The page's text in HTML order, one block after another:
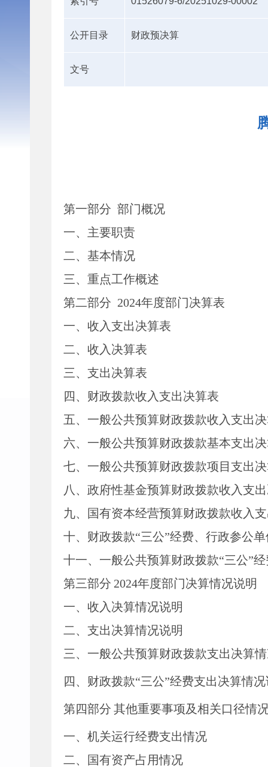
公开目录 财政预决算
文号
第一部分 部门概况
一、主要职责
二、 基本情况
三、重点工作概述
第二部分 2024年度部门决算表
一、收入支出决算表
二、收入决算表
三、支出决算表
四、财政拨款收入支出决算表
五、一般公共预算财政拨款收入支出
六、一般公共预算财政拨款基本支出
七、 一般公共预算财政拨款项目支出
八 、政府性基金预算财政拨款收入支
九、国有资本经营预算财政拨款收入
十、 财政拨款“三公”经费、行政参公
十一、一般公共预算财政拨款“三公”
第三部分 2024年度部门决算情况说明
一、收入决算情况说明
二、支出决算情况说明
三、一般公共预算财政拨款支出决算
四、财政拨款“三公”经费支出决算情
第四部分 其他重要事项及相关口径情
一、 机关运行经费支出情况
二、
国有资产占用情况